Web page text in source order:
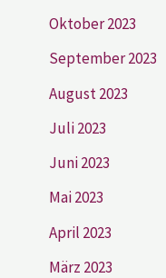
Oktober 2023
September 2023
August 2023
Juli 2023
Juni 2023
Mai 2023
April 2023
März 2023